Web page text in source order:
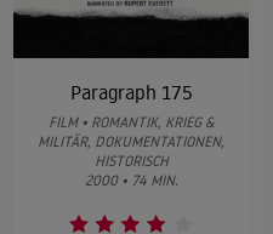
Paragraph 175
FILM • ROMANTIK, KRIEG &
MILITÄR, DOKUMENTATIONEN,
HISTORISCH
2000 • 74 MIN.